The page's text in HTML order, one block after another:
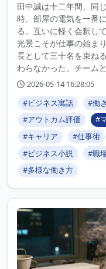
田中誠は十二年間、同
時、部屋の電気を一番
る。互いに軽く会釈し
光景こそが仕事の始ま
長として三十名を束ね
わらなかった。チーム
2026-05-14 16:28:05
#ビジネス寓話
#働
#アウトカム評価
#
#キャリア
#仕事術
#ビジネス小説
#職
#多様な働き方